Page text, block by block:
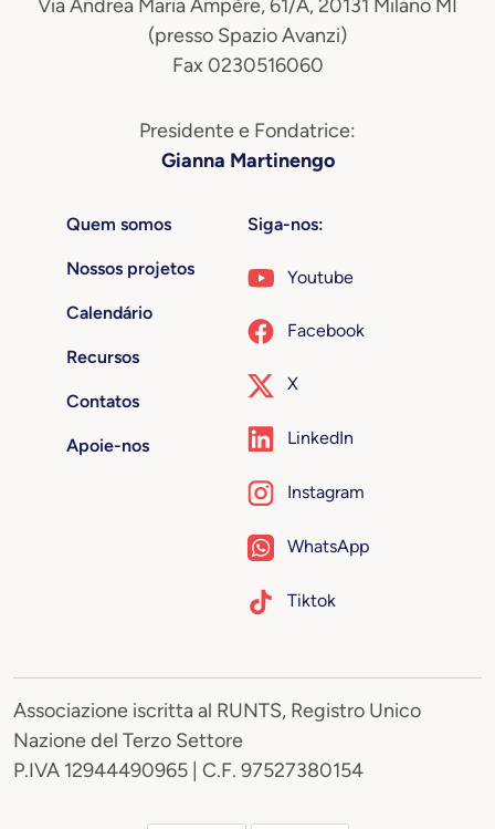
Via Andrea Maria Ampère, 61/A, 20131 Milano MI
(presso Spazio Avanzi)
Fax 0230516060
Presidente e Fondatrice:
Gianna Martinengo
Quem somos
Nossos projetos
Calendário
Recursos
Contatos
Apoie-nos
Siga-nos:
Youtube
Facebook
X
LinkedIn
Instagram
WhatsApp
Tiktok
Associazione iscritta al RUNTS, Registro Unico
Nazione del Terzo Settore
P.IVA 12944490965 | C.F. 97527380154